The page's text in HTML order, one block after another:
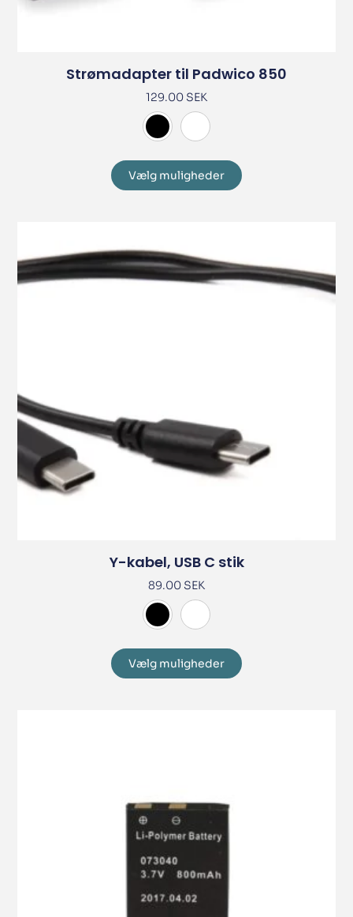
Strømadapter til Padwico 850
129.00 SEK
Vælg muligheder
Y-kabel, USB C stik
89.00 SEK
Vælg muligheder